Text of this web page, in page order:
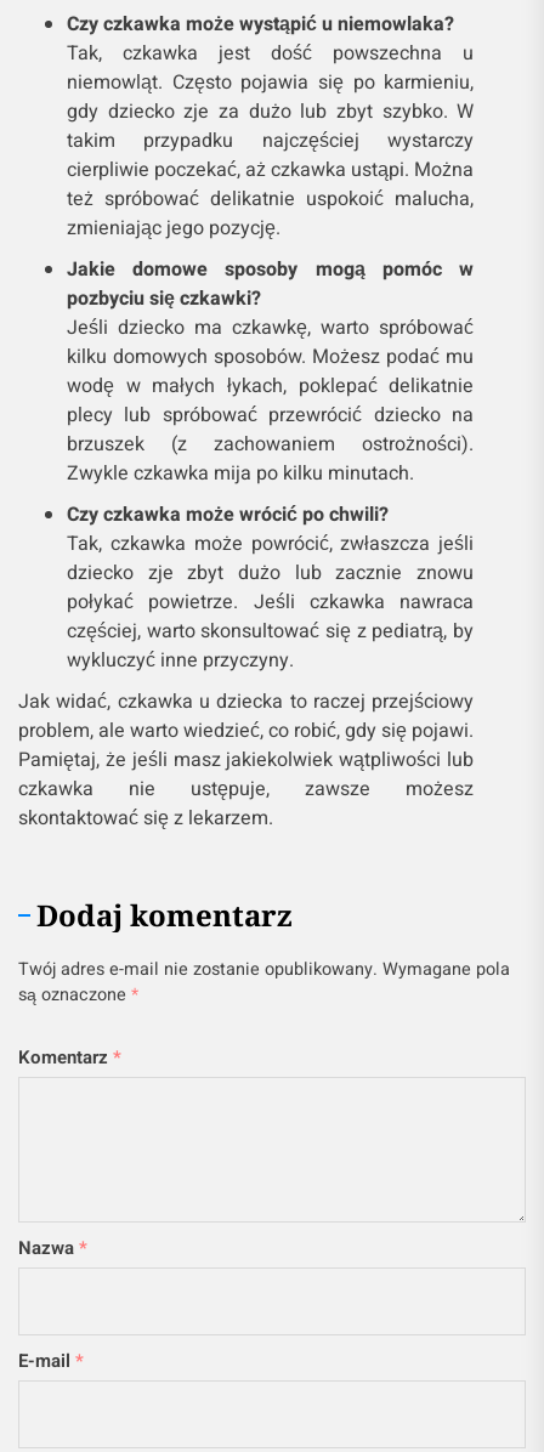
Czy czkawka może wystąpić u niemowlaka?
Tak, czkawka jest dość powszechna u
niemowląt. Często pojawia się po karmieniu,
gdy dziecko zje za dużo lub zbyt szybko. W
takim przypadku najczęściej wystarczy
cierpliwie poczekać, aż czkawka ustąpi. Można
też spróbować delikatnie uspokoić malucha,
zmieniając jego pozycję.
Jakie domowe sposoby mogą pomóc w
pozbyciu się czkawki?
Jeśli dziecko ma czkawkę, warto spróbować
kilku domowych sposobów. Możesz podać mu
wodę w małych łykach, poklepać delikatnie
plecy lub spróbować przewrócić dziecko na
brzuszek (z zachowaniem ostrożności).
Zwykle czkawka mija po kilku minutach.
Czy czkawka może wrócić po chwili?
Tak, czkawka może powrócić, zwłaszcza jeśli
dziecko zje zbyt dużo lub zacznie znowu
połykać powietrze. Jeśli czkawka nawraca
częściej, warto skonsultować się z pediatrą, by
wykluczyć inne przyczyny.
Jak widać, czkawka u dziecka to raczej przejściowy
problem, ale warto wiedzieć, co robić, gdy się pojawi.
Pamiętaj, że jeśli masz jakiekolwiek wątpliwości lub
czkawka nie ustępuje, zawsze możesz
skontaktować się z lekarzem.
Dodaj komentarz
Twój adres e-mail nie zostanie opublikowany. Wymagane pola
są oznaczone *
Komentarz *
Nazwa*
E-mail *